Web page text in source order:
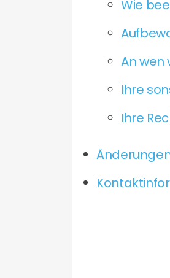
Wie
An wen
Ihre
Ihre